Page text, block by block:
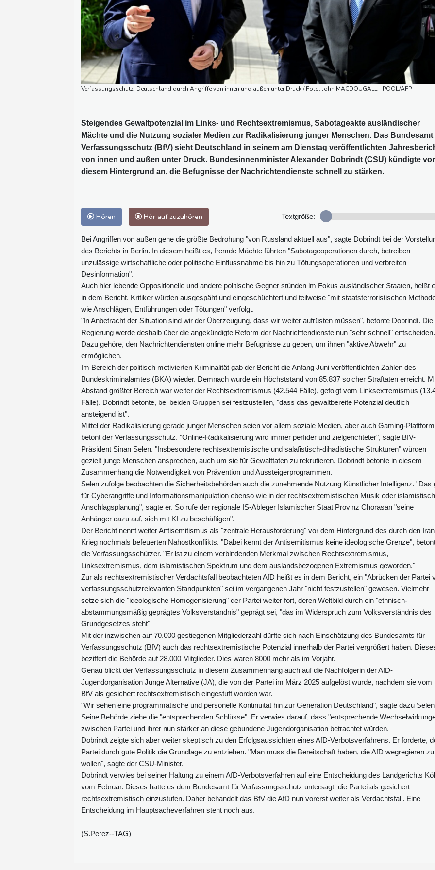
Verfassungsschutz: Deutschland durch Angriffe von innen und außen unter Druck / Foto: John MACDOUGALL - POOL/AFP
Steigendes Gewaltpotenzial im Links- und Rechtsextremismus, Sabotageakte ausländischer
Mächte und die Nutzung sozialer Medien zur Radikalisierung junger Menschen: Das Bundesamt
Verfassungsschutz (BfV) sieht Deutschland in seinem am Dienstag veröffentlichten
von innen und außen unter Druck. Bundesinnenminister Alexander Dobrindt (CSU) kündigte vor
diesem Hintergrund an, die Befugnisse der Nachrichtendienste schnell zu stärken.
Hören Hör auf zuzuhören Textgröße:
Bei Angriffen von außen gehe die größte Bedrohung "von Russland aktuell aus", sagte Dobrindt bei der
des Berichts in Berlin. In diesem heißt es, fremde Mächte führten "Sabotageoperationen durch, betreiben
unzulässige wirtschaftliche oder politische Einflussnahme bis hin zu Tötungsoperationen und verbreiten
Desinformation".
Auch hier lebende Oppositionelle und andere politische Gegner stünden im Fokus ausländischer Staaten, heißt
in dem Bericht. Kritiker würden ausgespäht und eingeschüchtert und teilweise "mit staatsterroristischen
wie Anschlägen, Entführungen oder Tötungen" verfolgt.
"In Anbetracht der Situation sind wir der Überzeugung, dass wir weiter aufrüsten müssen", betonte Dobrindt. Die
Regierung werde deshalb über die angekündigte Reform der Nachrichtendienste nun "sehr schnell" entscheiden.
Dazu gehöre, den Nachrichtendiensten online mehr Befugnisse zu geben, um ihnen "aktive Abwehr" zu
ermöglichen.
Im Bereich der politisch motivierten Kriminalität gab der Bericht die Anfang Juni veröffentlichten Zahlen des
Bundeskriminalamtes (BKA) wieder. Demnach wurde ein Höchststand von 85.837 solcher Straftaten erreicht.
Abstand größter Bereich war weiter der Rechtsextremismus (42.544 Fälle), gefolgt vom Linksextremismus
Fälle). Dobrindt betonte, bei beiden Gruppen sei festzustellen, "dass das gewaltbereite Potenzial deutlich
ansteigend ist".
Mittel der Radikalisierung gerade junger Menschen seien vor allem soziale Medien, aber auch Gaming-
betont der Verfassungsschutz. "Online-Radikalisierung wird immer perfider und zielgerichteter", sagte BfV-
Präsident Sinan Selen. "Insbesondere rechtsextremistische und salafistisch-dihadistische Strukturen" würden
gezielt junge Menschen ansprechen, auch um sie für Gewalttaten zu rekrutieren. Dobrindt betonte in diesem
Zusammenhang die Notwendigkeit von Prävention und Aussteigerprogrammen.
Selen zufolge beobachten die Sicherheitsbehörden auch die zunehmende Nutzung Künstlicher Intelligenz. "Das
für Cyberangriffe und Informationsmanipulation ebenso wie in der rechtsextremistischen Musik oder
Anschlagsplanung", sagte er. So rufe der regionale IS-Ableger Islamischer Staat Provinz Chorasan "seine
Anhänger dazu auf, sich mit KI zu beschäftigen".
Der Bericht nennt weiter Antisemitismus als "zentrale Herausforderung" vor dem Hintergrund des durch den
Krieg nochmals befeuerten Nahostkonflikts. "Dabei kennt der Antisemitismus keine ideologische Grenze",
die Verfassungsschützer. "Er ist zu einem verbindenden Merkmal zwischen Rechtsextremismus,
Linksextremismus, dem islamistischen Spektrum und dem auslandsbezogenen Extremismus geworden."
Zur als rechtsextremistischer Verdachtsfall beobachteten AfD heißt es in dem Bericht, ein "Abrücken der Partei
verfassungsschutzrelevanten Standpunkten" sei im vergangenen Jahr "nicht festzustellen" gewesen. Vielmehr
setze sich die "ideologische Homogenisierung" der Partei weiter fort, deren Weltbild durch ein "ethnisch-
abstammungsmäßig geprägtes Volksverständnis" geprägt sei, "das im Widerspruch zum Volksverständnis des
Grundgesetzes steht".
Mit der inzwischen auf 70.000 gestiegenen Mitgliederzahl dürfte sich nach Einschätzung des Bundesamts für
Verfassungsschutz (BfV) auch das rechtsextremistische Potenzial innerhalb der Partei vergrößert haben.
beziffert die Behörde auf 28.000 Mitglieder. Dies waren 8000 mehr als im Vorjahr.
Genau blickt der Verfassungsschutz in diesem Zusammenhang auch auf die Nachfolgerin der AfD-
Jugendorganisation Junge Alternative (JA), die von der Partei im März 2025 aufgelöst wurde, nachdem sie vom
BfV als gesichert rechtsextremistisch eingestuft worden war.
"Wir sehen eine programmatische und personelle Kontinuität hin zur Generation Deutschland", sagte dazu
Seine Behörde ziehe die "entsprechenden Schlüsse". Er verwies darauf, dass "entsprechende
zwischen Partei und ihrer nun stärker an diese gebundene Jugendorganisation betrachtet würden.
Dobrindt zeigte sich aber weiter skeptisch zu den Erfolgsaussichten eines AfD-Verbotsverfahrens. Er forderte,
Partei durch gute Politik die Grundlage zu entziehen. "Man muss die Bereitschaft haben, die AfD wegregieren zu
wollen", sagte der CSU-Minister.
Dobrindt verwies bei seiner Haltung zu einem AfD-Verbotsverfahren auf eine Entscheidung des Landgerichts
vom Februar. Dieses hatte es dem Bundesamt für Verfassungsschutz untersagt, die Partei als gesichert
rechtsextremistisch einzustufen. Daher behandelt das BfV die AfD nun vorerst weiter als Verdachtsfall. Eine
Entscheidung im Hauptsacheverfahren steht noch aus.
(S.Perez--TAG)